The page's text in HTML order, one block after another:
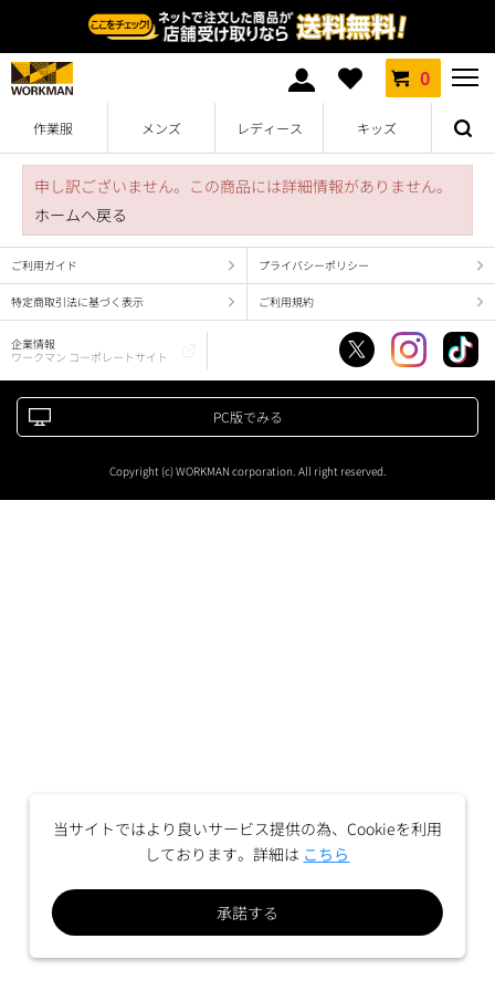
0
作業服 メンズ レディース キッズ
申し訳ございません。この商品には詳細情報がありません。
ホームへ戻る
ご利用ガイド プライバシーポリシー
特定商取引法に基づく表示 ご利用規約
企業情報
ワークマン コーポレートサイト
PC版でみる
Copyright (c) WORKMAN corporation. All right reserved.
当サイトではより良いサービス提供の為、Cookieを利用
しております。詳細は こちら
承諾する